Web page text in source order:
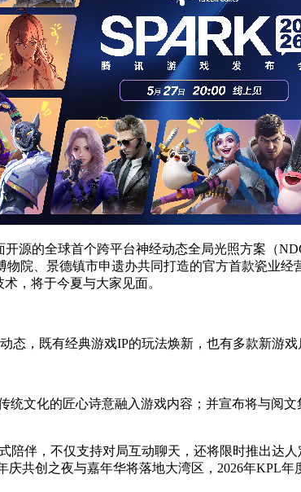
源的全球首个跨平台神经动态全局光照方案（
院、景德镇市申遗办共同打造的官方首款瓷业经
，将于今夏与大家见面。
，既有经典游戏IP的玩法焕新，也有多款新游戏
文化的匠心诗意融入游戏内容；并宣布将与阅
伴，不仅支持对局互动聊天，还将限时推出达
共创之夜与嘉年华将落地大湾区，2026年KPL